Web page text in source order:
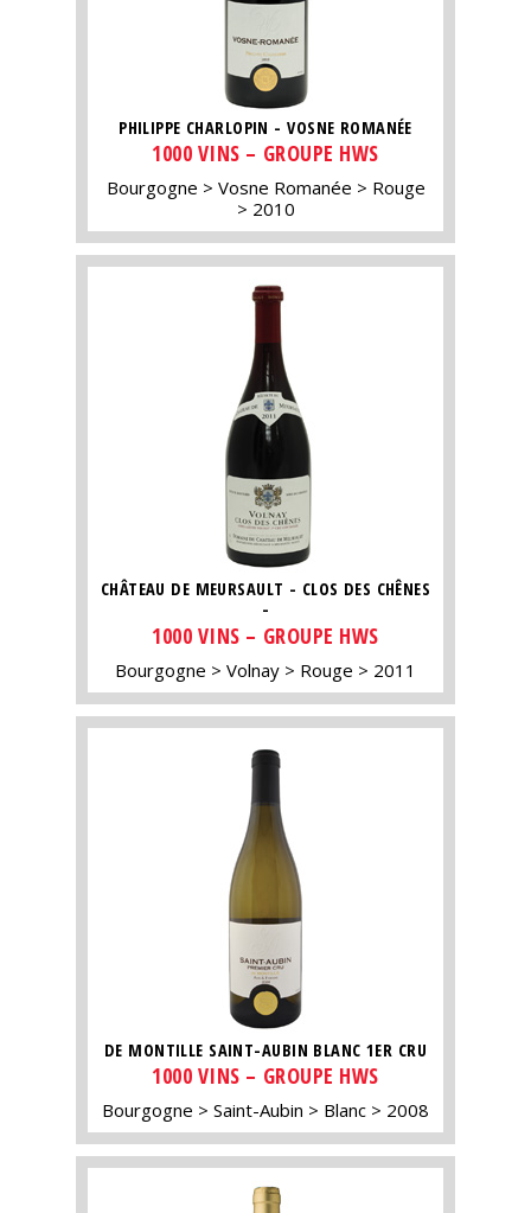
PHILIPPE CHARLOPIN - VOSNE ROMANÉE
1000 VINS – GROUPE HWS
Bourgogne Vosne Romanée
Rouge
2010
CHÂTEAU DE MEURSAULT - CLOS DES CHÊNES
-
1000 VINS – GROUPE HWS
Bourgogne Volnay Rouge 2011
DE MONTILLE SAINT-AUBIN BLANC 1ER CRU
1000 VINS – GROUPE HWS
Bourgogne Saint-Aubin Blanc 2008